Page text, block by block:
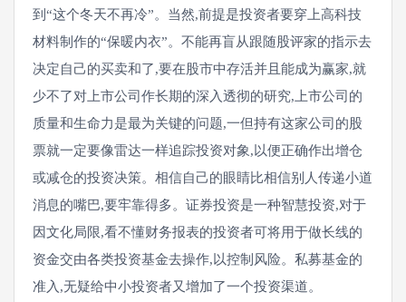
到“这个冬天不再冷”。当然,前提是投资者要穿上高科技
材料制作的“保暖内衣”。不能再盲从跟随股评家的指示去
决定自己的买卖和了,要在股市中存活并且能成为赢家,就
少不了对上市公司作长期的深入透彻的研究,上市公司的
质量和生命力是最为关键的问题,一但持有这家公司的股
票就一定要像雷达一样追踪投资对象,以便正确作出增仓
或减仓的投资决策。相信自己的眼睛比相信别人传递小道
消息的嘴巴,要牢靠得多。证券投资是一种智慧投资,对于
因文化局限,看不懂财务报表的投资者可将用于做长线的
资金交由各类投资基金去操作,以控制风险。私募基金的
准入,无疑给中小投资者又增加了一个投资渠道。